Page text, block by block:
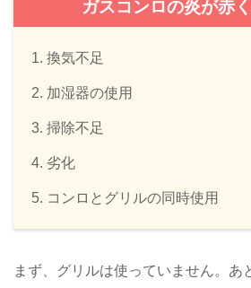
ガスコンロの炎が赤
換気不足
加湿器の使用
掃除不足
劣化
コンロとグリルの同時使用
まず、グリルは使っていません。あ